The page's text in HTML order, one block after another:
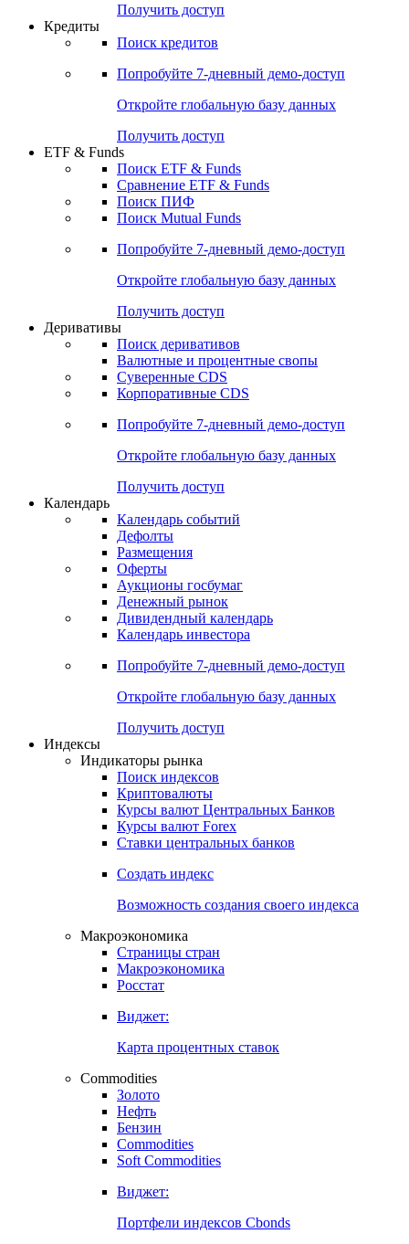
Получить доступ
Кредиты
Поиск кредитов
Попробуйте 7-дневный демо-доступ
Откройте глобальную базу данных
Получить доступ
ETF & Funds
Поиск ETF & Funds
Сравнение ETF & Funds
Поиск ПИФ
Поиск Mutual Funds
Попробуйте 7-дневный демо-доступ
Откройте глобальную базу данных
Получить доступ
Деривативы
Поиск деривативов
Валютные и процентные свопы
Суверенные CDS
Корпоративные CDS
Попробуйте 7-дневный демо-доступ
Откройте глобальную базу данных
Получить доступ
Календарь
Календарь событий
Дефолты
Размещения
Оферты
Аукционы госбумаг
Денежный рынок
Дивидендный календарь
Календарь инвестора
Попробуйте 7-дневный демо-доступ
Откройте глобальную базу данных
Получить доступ
Индексы
Индикаторы рынка
Поиск индексов
Криптовалюты
Курсы валют Центральных Банков
Курсы валют Forex
Ставки центральных банков
Создать индекс
Возможность создания своего индекса
Макроэкономика
Страницы стран
Макроэкономика
Росстат
Виджет:
Карта процентных ставок
Commodities
Золото
Нефть
Бензин
Commodities
Soft Commodities
Виджет:
Портфели индексов Cbonds